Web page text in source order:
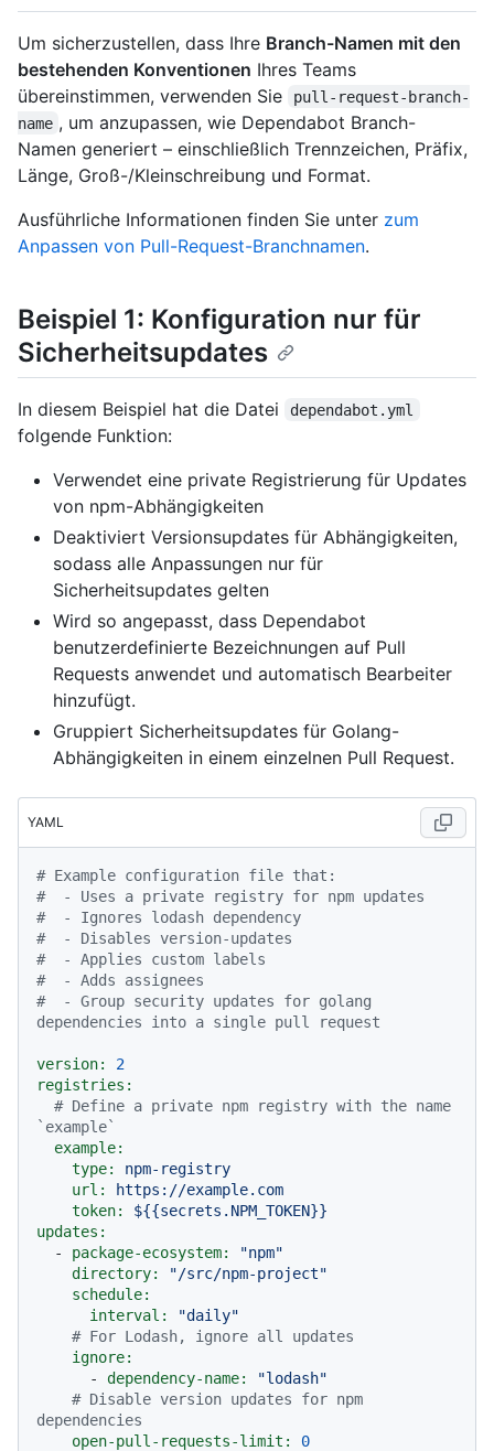
Um sicherzustellen, dass Ihre Branch-Namen mit den
bestehenden Konventionen Ihres Teams
übereinstimmen, verwenden Sie
pull-request-branch-
name , um anzupassen, wie Dependabot Branch-
Namen generiert – einschließlich Trennzeichen, Präfix,
Länge, Groß-/Kleinschreibung und Format.
Ausführliche Informationen finden Sie unter zum
Anpassen von Pull-Request-Branchnamen.
Beispiel 1: Konfiguration nur für
Sicherheitsupdates
In diesem Beispiel hat die Datei dependabot.yml
folgende Funktion:
Verwendet eine private Registrierung für Updates
von npm-Abhängigkeiten
Deaktiviert Versionsupdates für Abhängigkeiten,
sodass alle Anpassungen nur für
Sicherheitsupdates gelten
Wird so angepasst, dass Dependabot
benutzerdefinierte Bezeichnungen auf Pull
Requests anwendet und automatisch Bearbeiter
hinzufügt.
Gruppiert Sicherheitsupdates für Golang-
Abhängigkeiten in einem einzelnen Pull Request.
YAML
# Example configuration file that:
#  - Uses a private registry for npm updates
#  - Ignores lodash dependency
#  - Disables version-updates
#  - Applies custom labels
#  - Adds assignees
#  - Group security updates for golang
dependencies into a single pull request
version:
2
registries:
# Define a private npm registry with the name
`example`
example:
type:
npm-registry
url:
https://example.com
token:
${{secrets.NPM_TOKEN}}
updates:
-
package-ecosystem:
"npm"
directory:
"/src/npm-project"
schedule:
interval:
"daily"
# For Lodash, ignore all updates
ignore:
-
dependency-name:
"lodash"
# Disable version updates for npm
dependencies
open-pull-requests-limit:
0